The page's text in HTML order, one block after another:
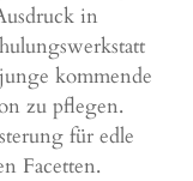
in
kommende
zu pflegen.
für edle
Facetten.